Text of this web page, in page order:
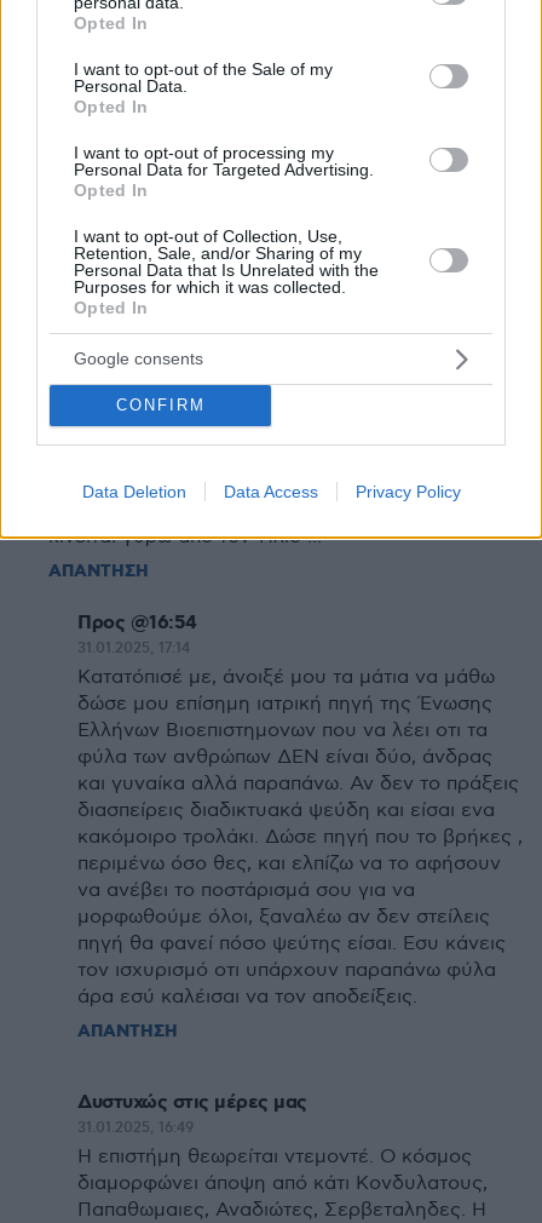
grant or deny consent to Google and its third-party tags to
use your data for below specified purposes in below Google
consent section.
Opted In
I want to opt-out of the Sale of my
Personal Data.
Opted In
I want to opt-out of processing my
Personal Data for Targeted Advertising.
Opted In
I want to opt-out of Collection, Use,
Retention, Sale, and/or Sharing of my
Personal Data that Is Unrelated with the
Purposes for which it was collected.
Opted In
Google consents
CONFIRM
Data Deletion Data Access Privacy Policy
ποτε και πως θα μιλάει ο οποιοσδήποτε; Από
όλες αυτές τις ελεινες δηλώσεις εσύ βρήκες
να απαντήσεις αυτό;
ΑΠΑΝΤΗΣΗ
K.A.
Πολλές φορές οι γνώσεις που έχομε δεν έχουν
σχέση με την άποψή μας , η οποία μπορεί να έχει
σχέση με τις θρησκευτικές , κοσμοθεωρητικές και
πολιτικέ μας αντιλήψεις... Η Επιστήμη έχει
αποφανθεί τελεσίδικα για θέματα όμως η
τρανσεξουαλισμός , η ύπαρξη κι άλλων φύλων
εκτός των δύο γνωστών στο 1,7 % του πληθυσμού ,
γυναικός ΑΛΛΑ πολλοί γράφουν κανονικά τις
κινείται γύρω από τον Ήλιο ...
ΑΠΑΝΤΗΣΗ
Προς @16:54
31.01.2025, 17:14
Κατατόπισέ με, άνοιξέ μου τα μάτια να μάθω
δώσε μου επίσημη ιατρική πηγή της Ένωσης
Ελλήνων Βιοεπιστημονων που να λέει οτι τα
φύλα των ανθρώπων ΔΕΝ είναι δύο, άνδρας
και γυναίκα αλλά παραπάνω. Αν δεν το πράξεις
διασπείρεις διαδικτυακά ψεύδη και είσαι ενα
κακόμοιρο τρολάκι. Δώσε πηγή που το βρήκες ,
περιμένω όσο θες, και ελπίζω να το αφήσουν
να ανέβει το ποστάρισμά σου για να
μορφωθούμε όλοι, ξαναλέω αν δεν στείλεις
πηγή θα φανεί πόσο ψεύτης είσαι. Εσυ κάνεις
τον ισχυρισμό οτι υπάρχουν παραπάνω φύλα
άρα εσύ καλέισαι να τον αποδείξεις.
ΑΠΑΝΤΗΣΗ
Δυστυχώς στις μέρες μας
31.01.2025, 16:49
Η επιστήμη θεωρείται ντεμοντέ. Ο κόσμος
διαμορφώνει άποψη από κάτι Κονδυλατους,
Παπαθωμαιες, Αναδιώτες, Σερβεταληδες. Η